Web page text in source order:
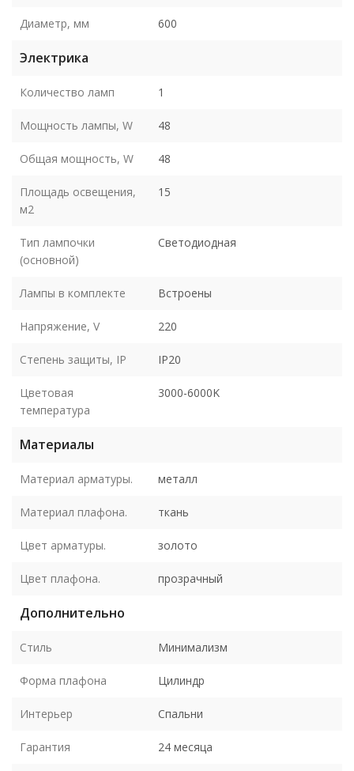
Диаметр, мм 600
Электрика
Количество ламп 1
Мощность лампы, W 48
Общая мощность, W 48
Площадь освещения,
м2
15
Тип лампочки
(основной)
Светодиодная
Лампы в комплекте Встроены
Напряжение, V 220
Степень защиты, IP IP20
Цветовая
температура
3000-6000K
Материалы
Материал арматуры. металл
Материал плафона. ткань
Цвет арматуры. золото
Цвет плафона. прозрачный
Дополнительно
Стиль Минимализм
Форма плафона Цилиндр
Интерьер Спальни
Гарантия 24 месяца